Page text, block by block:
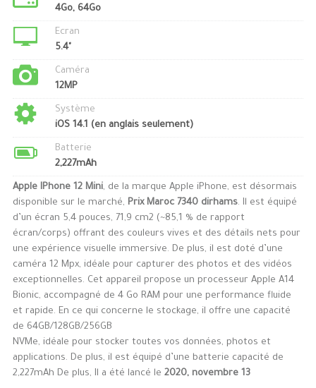
4Go, 64Go
Ecran
5.4"
Caméra
12MP
Système
iOS 14.1 (en anglais seulement)
Batterie
2,227mAh
Apple IPhone 12 Mini, de la marque Apple iPhone, est désormais
disponible sur le marché, Prix Maroc 7340 dirhams. Il est équipé
d’un écran 5,4 pouces, 71,9 cm2 (~85,1 % de rapport
écran/corps) offrant des couleurs vives et des détails nets pour
une expérience visuelle immersive. De plus, il est doté d’une
caméra 12 Mpx, idéale pour capturer des photos et des vidéos
exceptionnelles. Cet appareil propose un processeur Apple A14
Bionic, accompagné de 4 Go RAM pour une performance fluide
et rapide. En ce qui concerne le stockage, il offre une capacité
de 64GB/128GB/256GB
NVMe, idéale pour stocker toutes vos données, photos et
applications. De plus, il est équipé d’une batterie capacité de
2,227mAh De plus, Il a été lancé le 2020, novembre 13